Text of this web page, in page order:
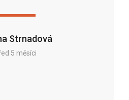
Strnadová
5 měsíci